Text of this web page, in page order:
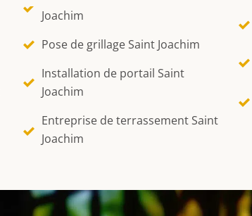
Joachim
Pose de grillage Saint Joachim
Installation de portail Saint
Joachim
Entreprise de terrassement Saint
Joachim